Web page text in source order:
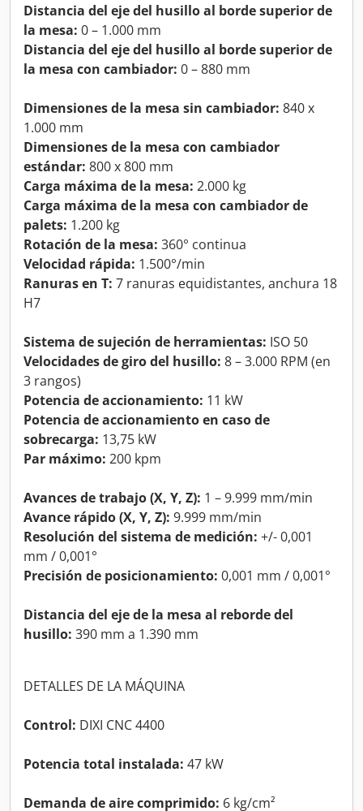
Distancia del eje del husillo al borde superior de
la mesa: 0 – 1.000 mm
Distancia del eje del husillo al borde superior de
la mesa con cambiador: 0 – 880 mm
Dimensiones de la mesa sin cambiador: 840 x
1.000 mm
Dimensiones de la mesa con cambiador
estándar: 800 x 800 mm
Carga máxima de la mesa: 2.000 kg
Carga máxima de la mesa con cambiador de
palets: 1.200 kg
Rotación de la mesa: 360° continua
Velocidad rápida: 1.500°/min
Ranuras en T: 7 ranuras equidistantes, anchura 18
H7
Sistema de sujeción de herramientas: ISO 50
Velocidades de giro del husillo: 8 – 3.000 RPM (en
3 rangos)
Potencia de accionamiento: 11 kW
Potencia de accionamiento en caso de
sobrecarga: 13,75 kW
Par máximo: 200 kpm
Avances de trabajo (X, Y, Z): 1 – 9.999 mm/min
Avance rápido (X, Y, Z): 9.999 mm/min
Resolución del sistema de medición: +/- 0,001
mm / 0,001°
Precisión de posicionamiento: 0,001 mm / 0,001°
Distancia del eje de la mesa al reborde del
husillo: 390 mm a 1.390 mm
DETALLES DE LA MÁQUINA
Control: DIXI CNC 4400
Potencia total instalada: 47 kW
Demanda de aire comprimido: 6 kg/cm²